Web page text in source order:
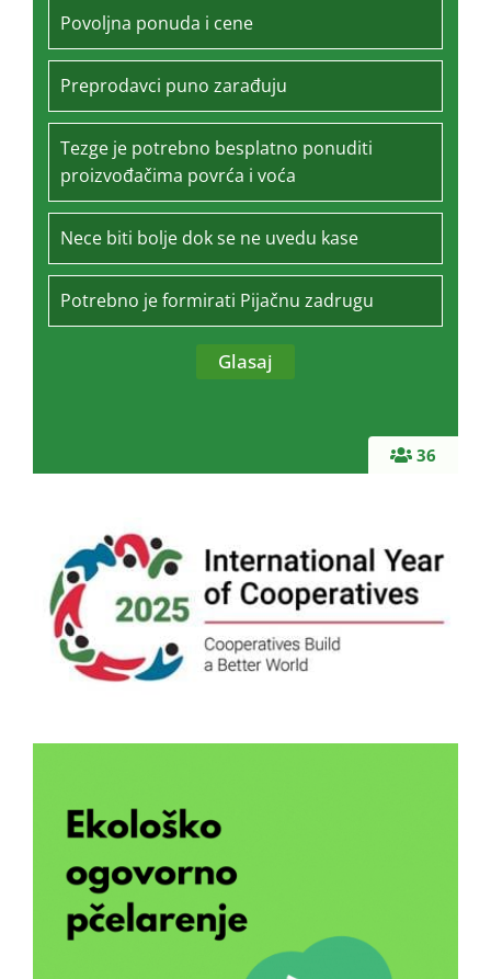
36
Povoljna ponuda i cene
Preprodavci puno zarađuju
Tezge je potrebno besplatno ponuditi
proizvođačima povrća i voća
Nece biti bolje dok se ne uvedu kase
Potrebno je formirati Pijačnu zadrugu